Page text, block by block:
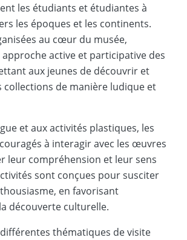
les étudiants et étudiantes à
les époques et les continents.
au cœur du musée,
active et participative des
aux jeunes de découvrir et
collections de manière ludique et
et aux activités plastiques, les
à interagir avec les œuvres
leur compréhension et leur sens
sont conçues pour susciter
en favorisant
découverte culturelle.
thématiques de visite